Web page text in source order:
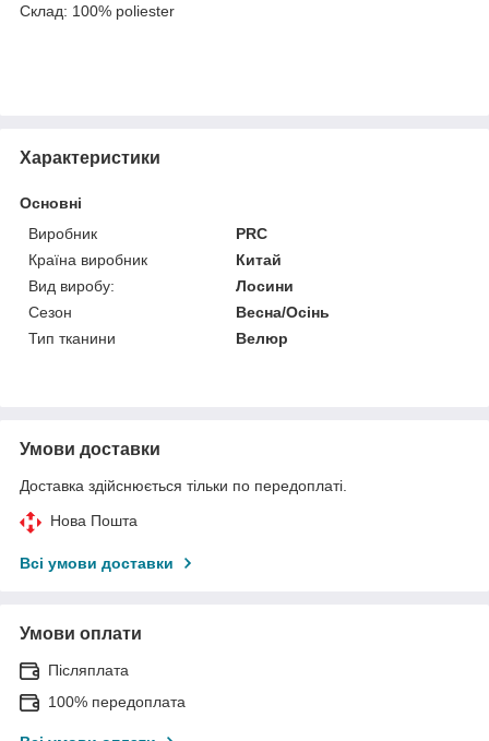
Склад: 100% poliester
Характеристики
Основні
Виробник
PRC
Країна виробник
Китай
Вид виробу:
Лосини
Сезон
Весна/Осінь
Тип тканини
Велюр
Умови доставки
Доставка здійснюється тільки по передоплаті.
Нова Пошта
Всі умови доставки
Умови оплати
Післяплата
100% передоплата